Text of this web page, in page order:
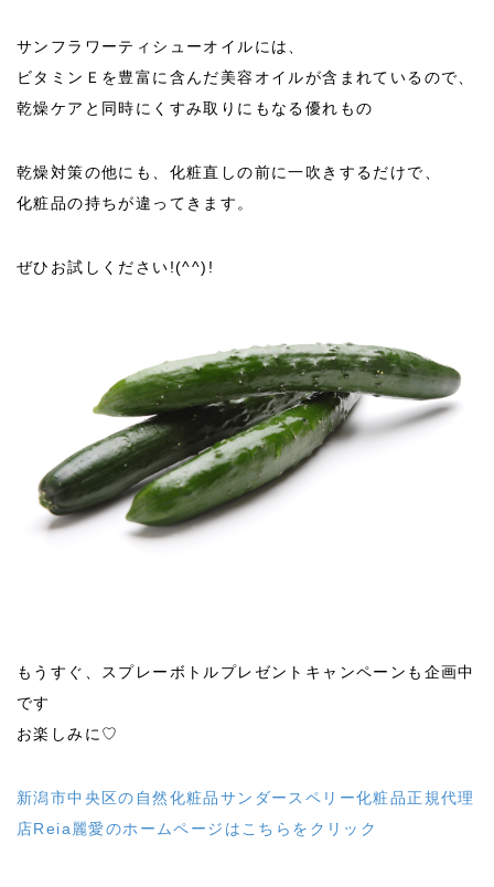
サンフラワーティシューオイルには、
ビタミンＥを豊富に含んだ美容オイルが含まれているので、
乾燥ケアと同時にくすみ取りにもなる優れもの
乾燥対策の他にも、化粧直しの前に一吹きするだけで、
化粧品の持ちが違ってきます。
ぜひお試しください!(^^)!
もうすぐ、スプレーボトルプレゼントキャンペーンも企画中
です
お楽しみに♡
新潟市中央区の自然化粧品サンダースペリー化粧品正規代理
店Reia麗愛のホームページはこちらをクリック